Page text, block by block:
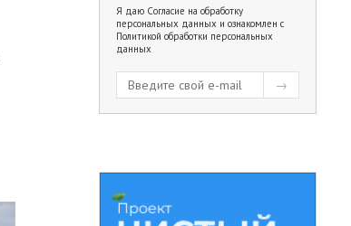
Я даю Согласие на обработку
персональных данных и ознакомлен с
Политикой обработки персональных
данных